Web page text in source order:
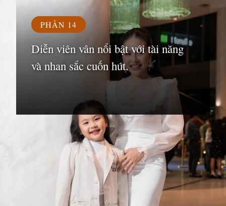
PHẦN 14
Diễn viên vân nổi bật với tài năng
và nhan sắc cuốn hút.